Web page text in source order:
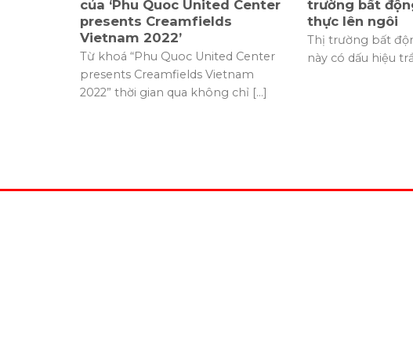
của ‘Phu Quoc United Center
presents Creamfields
Vietnam 2022’
Từ khoá “Phu Quoc United Center
presents Creamfields Vietnam
2022” thời gian qua không chỉ [...]
trường bất
thực lên ngôi
Thị trường bất
này có dấu hiệu